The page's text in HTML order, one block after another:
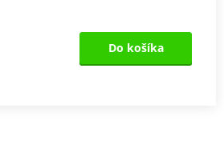
Do košíka